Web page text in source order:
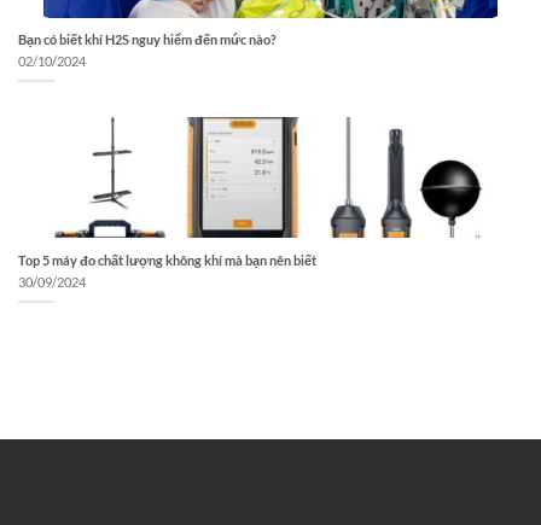
Bạn có biết khí H2S nguy hiểm đến mức nào?
02/10/2024
Top 5 máy đo chất lượng không khí mà bạn nên biết
30/09/2024